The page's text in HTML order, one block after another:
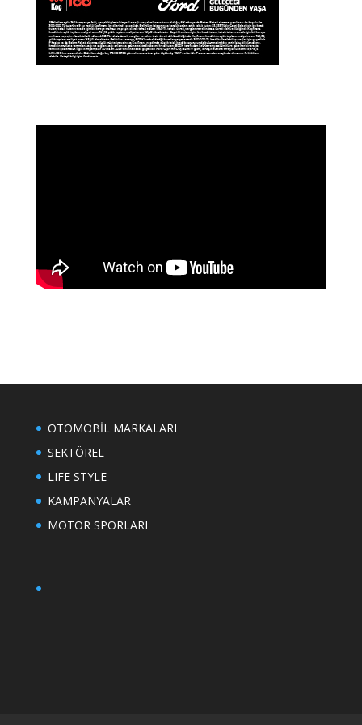
OTOMOBİL MARKALARI
SEKTÖREL
LIFE STYLE
KAMPANYALAR
MOTOR SPORLARI